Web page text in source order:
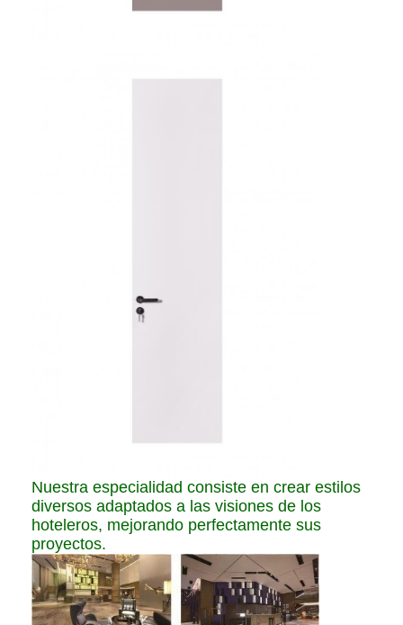
Nuestra especialidad consiste en crear estilos
diversos adaptados a las visiones de los
hoteleros, mejorando perfectamente sus
proyectos.